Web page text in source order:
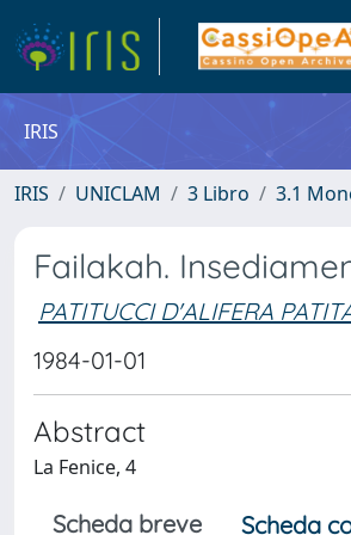
IRIS
IRIS UNICLAM 3 Libro 3.1
Failakah.
PATITUCCI D'ALIFERA
1984-01-01
Abstract
La Fenice, 4
Scheda breve Scheda